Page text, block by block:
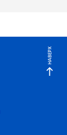
НАВЕРХ